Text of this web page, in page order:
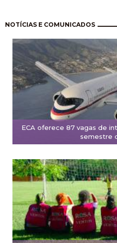
NOTÍCIAS E COMUNICADOS
ECA oferece 87 vagas de
semestre
Paginação